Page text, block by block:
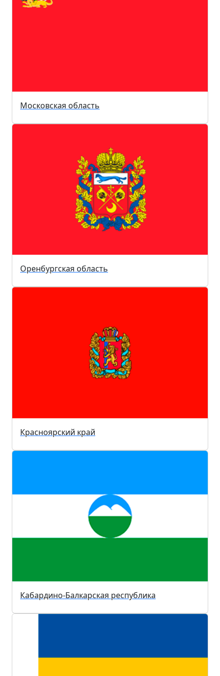
Московская область
Оренбургская область
Красноярский край
Кабардино-Балкарская республика